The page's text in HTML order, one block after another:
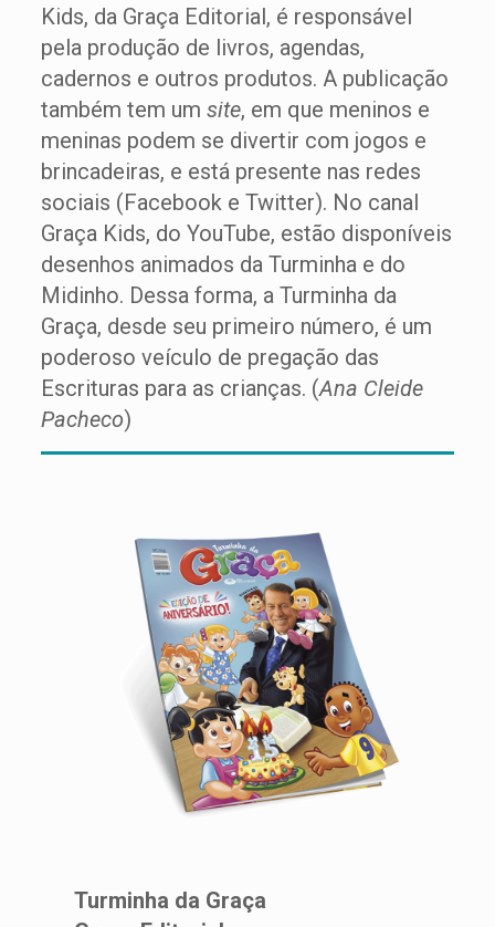
Kids, da Graça Editorial, é responsável
pela produção de livros, agendas,
cadernos e outros produtos. A publicação
também tem um site, em que meninos e
meninas podem se divertir com jogos e
brincadeiras, e está presente nas redes
sociais (Facebook e Twitter). No canal
Graça Kids, do YouTube, estão disponíveis
desenhos animados da Turminha e do
Midinho. Dessa forma, a Turminha da
Graça, desde seu primeiro número, é um
poderoso veículo de pregação das
Escrituras para as crianças. (Ana Cleide
Pacheco)
Turminha da Graça